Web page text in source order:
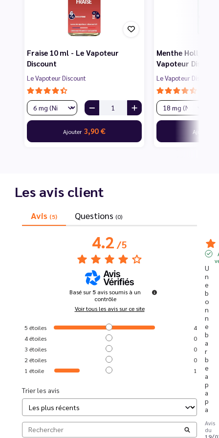
Fraise 10 ml - Le Vapoteur
Discount
Le Vapoteur Discount
Ajouter 3,90 €
Menthe
Vapoteur
Le Vapoteur Discount
Ajouter
Les avis client
Avis (5) Questions (0)
4.2/5
Basé sur5 avis soumis à un
contrôle
Voir tous les avis sur ce site
5 étoiles
4
4étoiles
0
3 étoiles
0
2 étoiles
0
1 étoile 1
Trier les avis
U
n
e
b
o
n
n
e
b
a
r
b
e
a
p
a
p
a
Avis
du